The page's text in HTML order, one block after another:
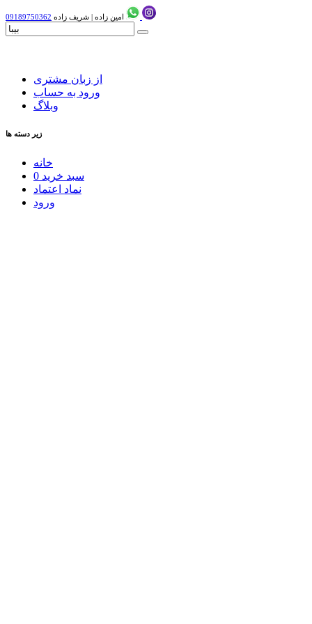
09189750362 امین زاده | شریف زاده
از زبان مشتری
ورود به حساب
وبلاگ
زیر دسته ها
خانه
0 سبد خرید
نماد اعتماد
ورود